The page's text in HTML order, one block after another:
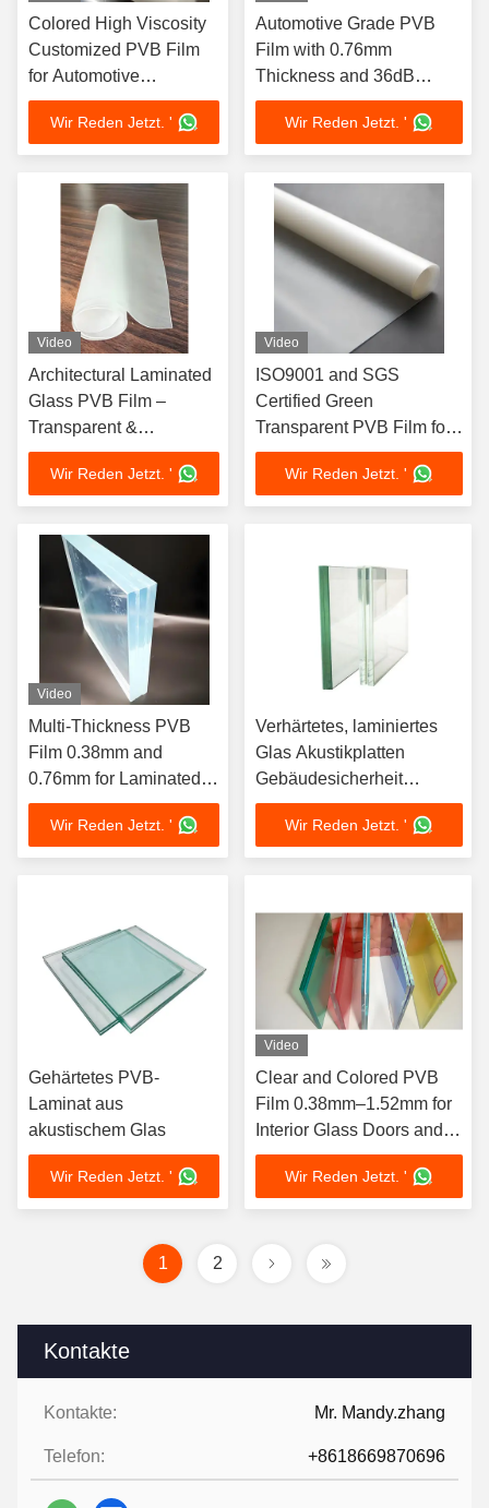
Kontakte
Kontakte: Mr. Mandy.zhang
Telefon: +8618669870696
Colored High Viscosity
Customized PVB Film
for Automotive
Laminated Glass
Interlayer
Wir Reden Jetzt. '
Automotive Grade PVB
Film with 0.76mm
Thickness and 36dB
Soundproof Clear
Interlayer for Laminated
Glass
Wir Reden Jetzt. '
Video
Architectural Laminated
Glass PVB Film –
Transparent &
Decorative Solutions
Wir Reden Jetzt. '
Video
ISO9001 and SGS
Certified Green
Transparent PVB Film for
Laminated Glass Interlayer
Wir Reden Jetzt. '
Video
Multi-Thickness PVB
Film 0.38mm and
0.76mm for Laminated
Glass Interlayer
Wir Reden Jetzt. '
Verhärtetes, laminiertes
Glas Akustikplatten
Gebäudesicherheit
Flachglas
Wir Reden Jetzt. '
Gehärtetes PVB-
Laminat aus
akustischem Glas
Wir Reden Jetzt. '
Video
Clear and Colored PVB
Film 0.38mm–1.52mm for
Interior Glass Doors and
Laminated Glass Interlayer
Wir Reden Jetzt. '
1 2